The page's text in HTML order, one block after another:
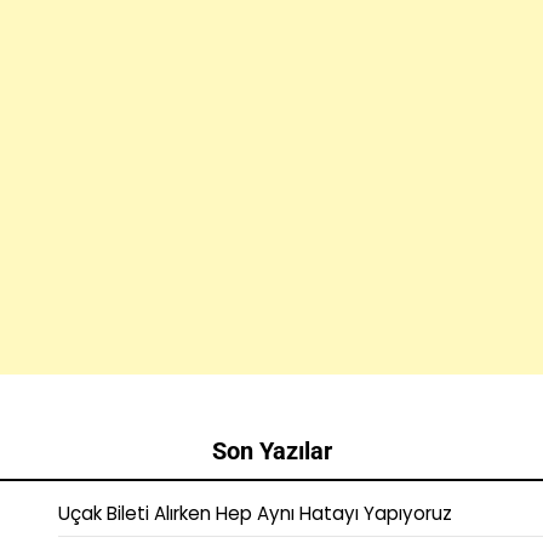
Son Yazılar
Uçak Bileti Alırken Hep Aynı Hatayı Yapıyoruz